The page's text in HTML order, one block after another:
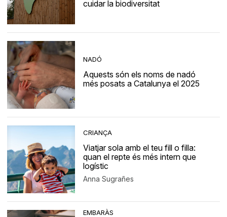
cuidar la biodiversitat
NADÓ
Aquests són els noms de nadó
més posats a Catalunya el 2025
CRIANÇA
Viatjar sola amb el teu fill o filla:
quan el repte és més intern que
logístic
Anna Sugrañes
EMBARÀS